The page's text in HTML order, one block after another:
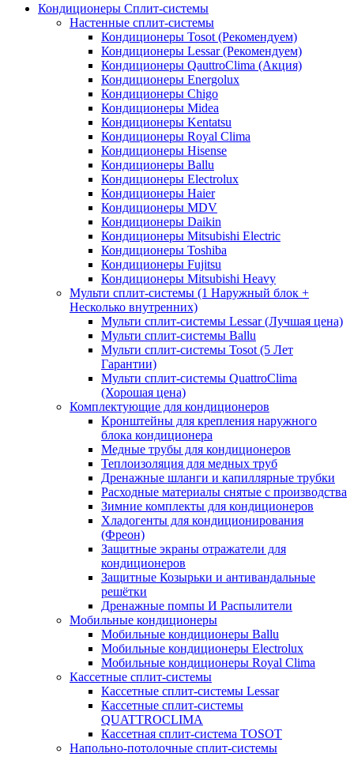
Кондиционеры Сплит-системы
Настенные сплит-системы
Кондиционеры Tosot (Рекомендуем)
Кондиционеры Lessar (Рекомендуем)
Кондиционеры QauttroClima (Акция)
Кондиционеры Energolux
Кондиционеры Chigo
Кондиционеры Midea
Кондиционеры Kentatsu
Кондиционеры Royal Clima
Кондиционеры Hisense
Кондиционеры Ballu
Кондиционеры Electrolux
Кондиционеры Haier
Кондиционеры MDV
Кондиционеры Daikin
Кондиционеры Mitsubishi Electric
Кондиционеры Toshiba
Кондиционеры Fujitsu
Кондиционеры Mitsubishi Heavy
Мульти сплит-системы (1 Наружный блок +
Несколько внутренних)
Мульти сплит-системы Lessar (Лучшая цена)
Мульти сплит-системы Ballu
Мульти сплит-системы Tosot (5 Лет
Гарантии)
Мульти сплит-системы QuattroClima
(Хорошая цена)
Комплектующие для кондиционеров
Кронштейны для крепления наружного
блока кондиционера
Медные трубы для кондиционеров
Теплоизоляция для медных труб
Дренажные шланги и капиллярные трубки
Расходные материалы снятые с производства
Зимние комплекты для кондиционеров
Хладогенты для кондиционирования
(Фреон)
Защитные экраны отражатели для
кондиционеров
Защитные Козырьки и антивандальные
решётки
Дренажные помпы И Распылители
Мобильные кондиционеры
Мобильные кондиционеры Ballu
Мобильные кондиционеры Electrolux
Мобильные кондиционеры Royal Clima
Кассетные сплит-системы
Кассетные сплит-системы Lessar
Кассетные сплит-системы
QUATTROCLIMA
Кассетная сплит-система TOSOT
Напольно-потолочные сплит-системы